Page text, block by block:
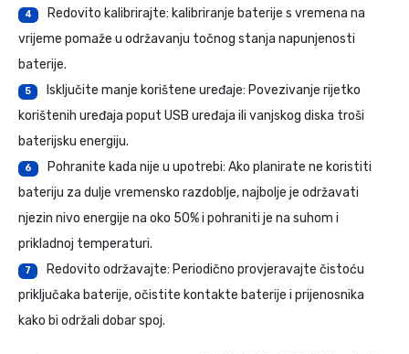
4
Redovito kalibrirajte: kalibriranje baterije s vremena na
vrijeme pomaže u održavanju točnog stanja napunjenosti
baterije.
5
Isključite manje korištene uređaje: Povezivanje rijetko
korištenih uređaja poput USB uređaja ili vanjskog diska troši
baterijsku energiju.
6
Pohranite kada nije u upotrebi: Ako planirate ne koristiti
bateriju za dulje vremensko razdoblje, najbolje je održavati
njezin nivo energije na oko 50% i pohraniti je na suhom i
prikladnoj temperaturi.
7
Redovito održavajte: Periodično provjeravajte čistoću
priključaka baterije, očistite kontakte baterije i prijenosnika
kako bi održali dobar spoj.